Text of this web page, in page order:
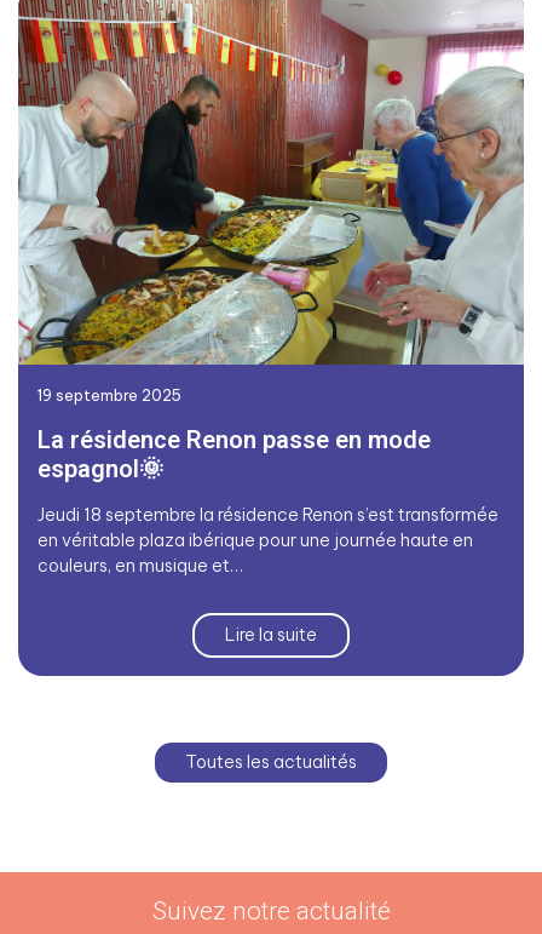
19 septembre 2025
La résidence Renon passe en mode
espagnol🌞
Jeudi 18 septembre la résidence Renon s’est transformée
en véritable plaza ibérique pour une journée haute en
couleurs, en musique et…
Lire la suite
Toutes les actualités
Suivez notre actualité